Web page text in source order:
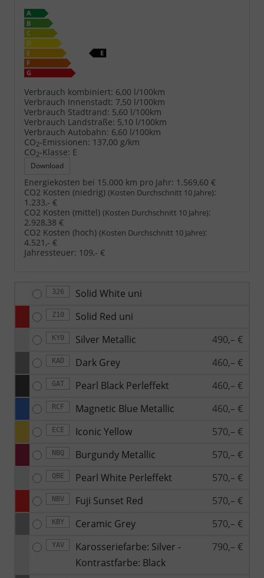
Verbrauch kombiniert: 6,00 l/100km
Verbrauch Innenstadt: 7,50 l/100km
Verbrauch Stadtrand: 5,60 l/100km
Verbrauch Landstraße: 5,10 l/100km
Verbrauch Autobahn: 6,60 l/100km
CO2-Emissionen: 137,00 g/km
CO2-Klasse: E
Download
Energiekosten bei 15.000 km pro Jahr: 1.569,60 €
CO2 Kosten (niedrig) (Kosten Durchschnitt 10 Jahre):
1.233,- €
CO2 Kosten (mittel) (Kosten Durchschnitt 10 Jahre):
2.928,38 €
CO2 Kosten (hoch) (Kosten Durchschnitt 10 Jahre):
4.521,- €
Jahressteuer: 109,- €
326 Solid White uni
Z10 Solid Red uni
KY0 Silver Metallic 490,– €
KAD Dark Grey 460,– €
GAT Pearl Black Perleffekt 460,– €
RCF Magnetic Blue Metallic 460,– €
ECE Iconic Yellow 570,– €
NBQ Burgundy Metallic 570,– €
QBE Pearl White Perleffekt 570,– €
NBV Fuji Sunset Red 570,– €
KBY Ceramic Grey 570,– €
YAV
Karosseriefarbe: Silver -
Kontrastfarbe: Black
790,– €